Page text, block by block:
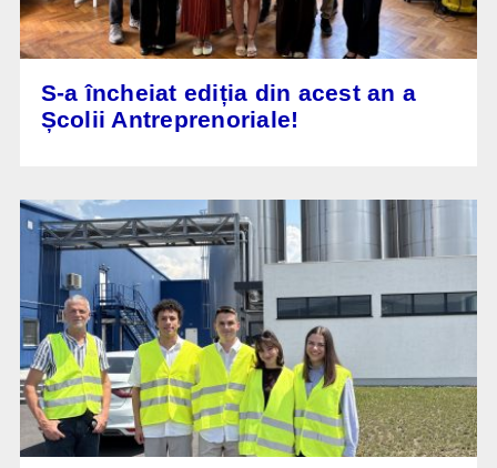
S-a încheiat ediția din acest an a
Școlii Antreprenoriale!